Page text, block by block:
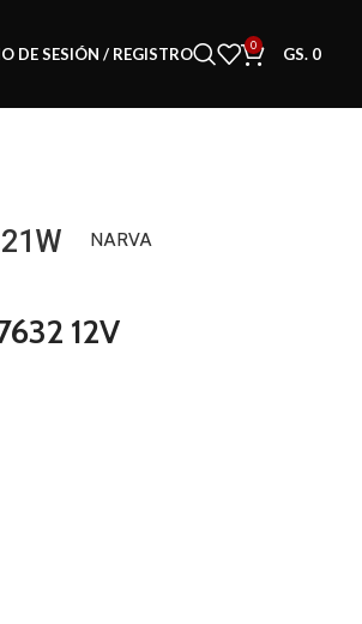
DE SESIÓN / REGISTRO 0 GS. 0
NARVA
12V